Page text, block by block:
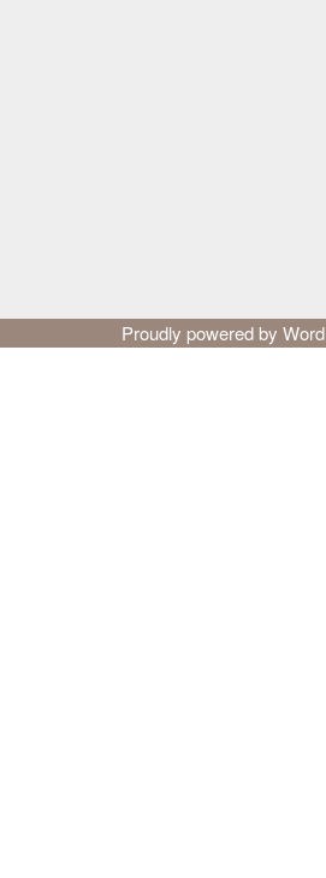
Proudly powered by